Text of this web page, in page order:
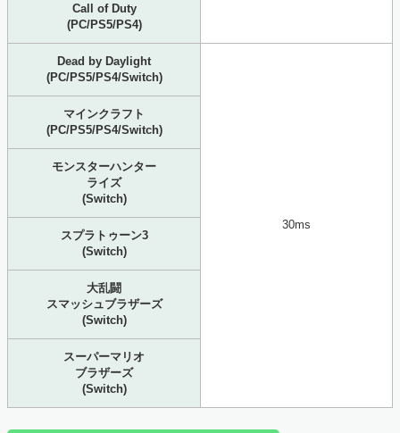
Call of Duty
(PC/PS5/PS4)
Dead by Daylight
(PC/PS5/PS4/Switch)
30ms
マインクラフト
(PC/PS5/PS4/Switch)
モンスターハンター
ライズ
(Switch)
スプラトゥーン3
(Switch)
大乱闘
スマッシュブラザーズ
(Switch)
スーパーマリオ
ブラザーズ
(Switch)